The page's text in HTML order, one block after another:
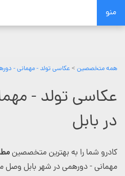
Skip
منو
همه متخصصین > عکاسی تولد - مهمانی -
عکاسی تولد -
در بابل
کادرو شما را به بهترین متخصصین
مهمانی - دورهمی در شهر بابل وصل